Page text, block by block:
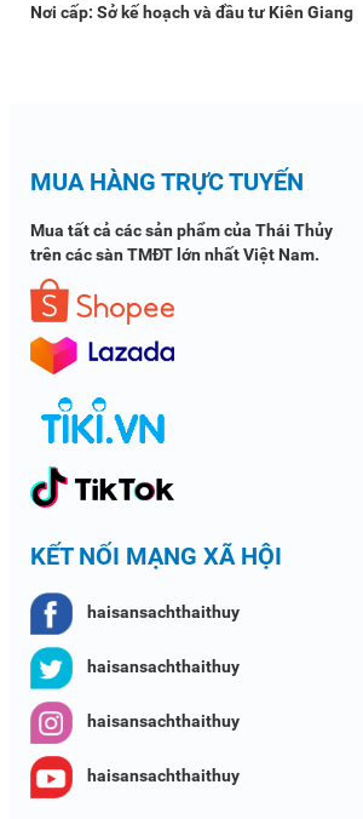
Nơi cấp: Sở kế hoạch và đầu tư Kiên Giang
MUA HÀNG TRỰC TUYẾN
Mua tất cả các sản phẩm của Thái Thủy
trên các sàn TMĐT lớn nhất Việt Nam.
KẾT NỐI MẠNG XÃ HỘI
haisansachthaithuy
haisansachthaithuy
haisansachthaithuy
haisansachthaithuy